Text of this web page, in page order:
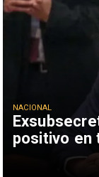
positivo en
NACIONAL